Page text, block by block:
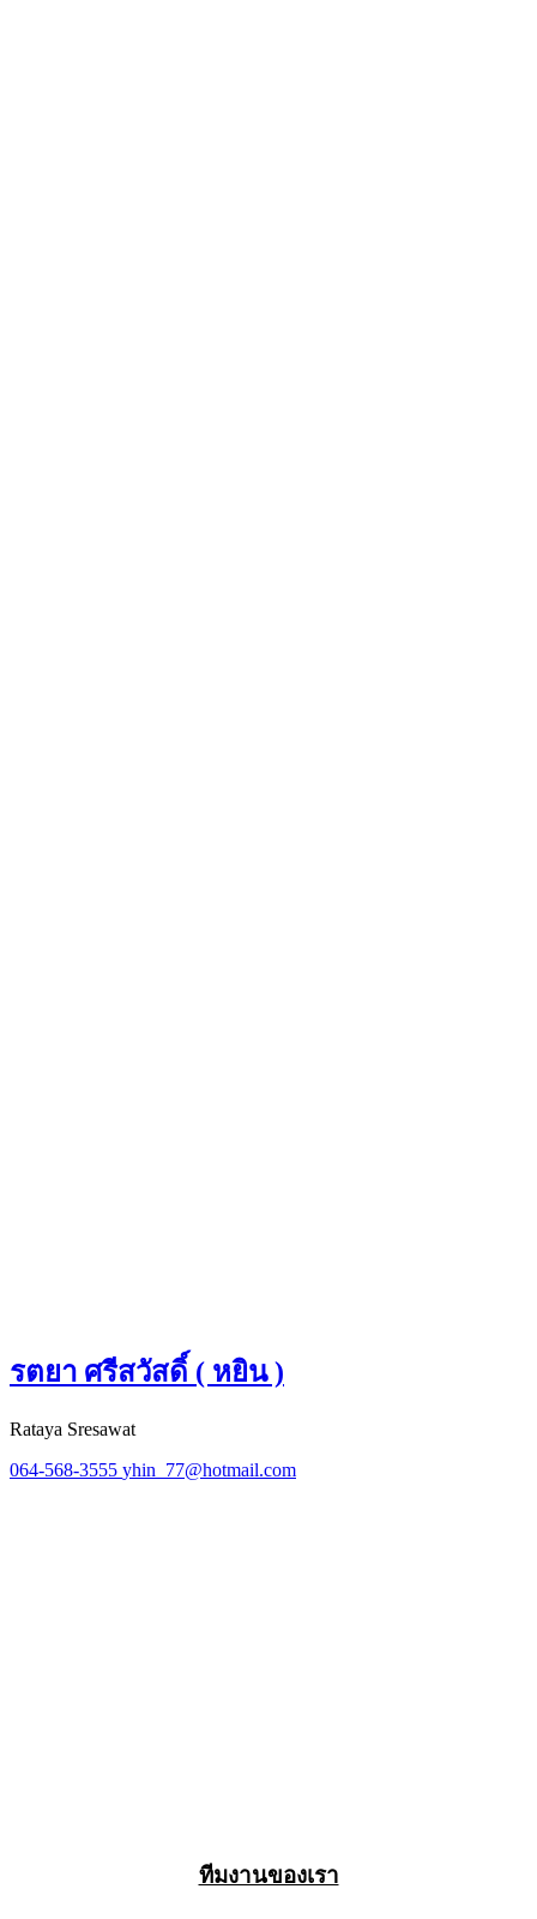
รตยา ศรีสวัสดิ์ ( หยิน )
Rataya Sresawat
064-568-3555 yhin_77@hotmail.com
ทีมงานของเรา